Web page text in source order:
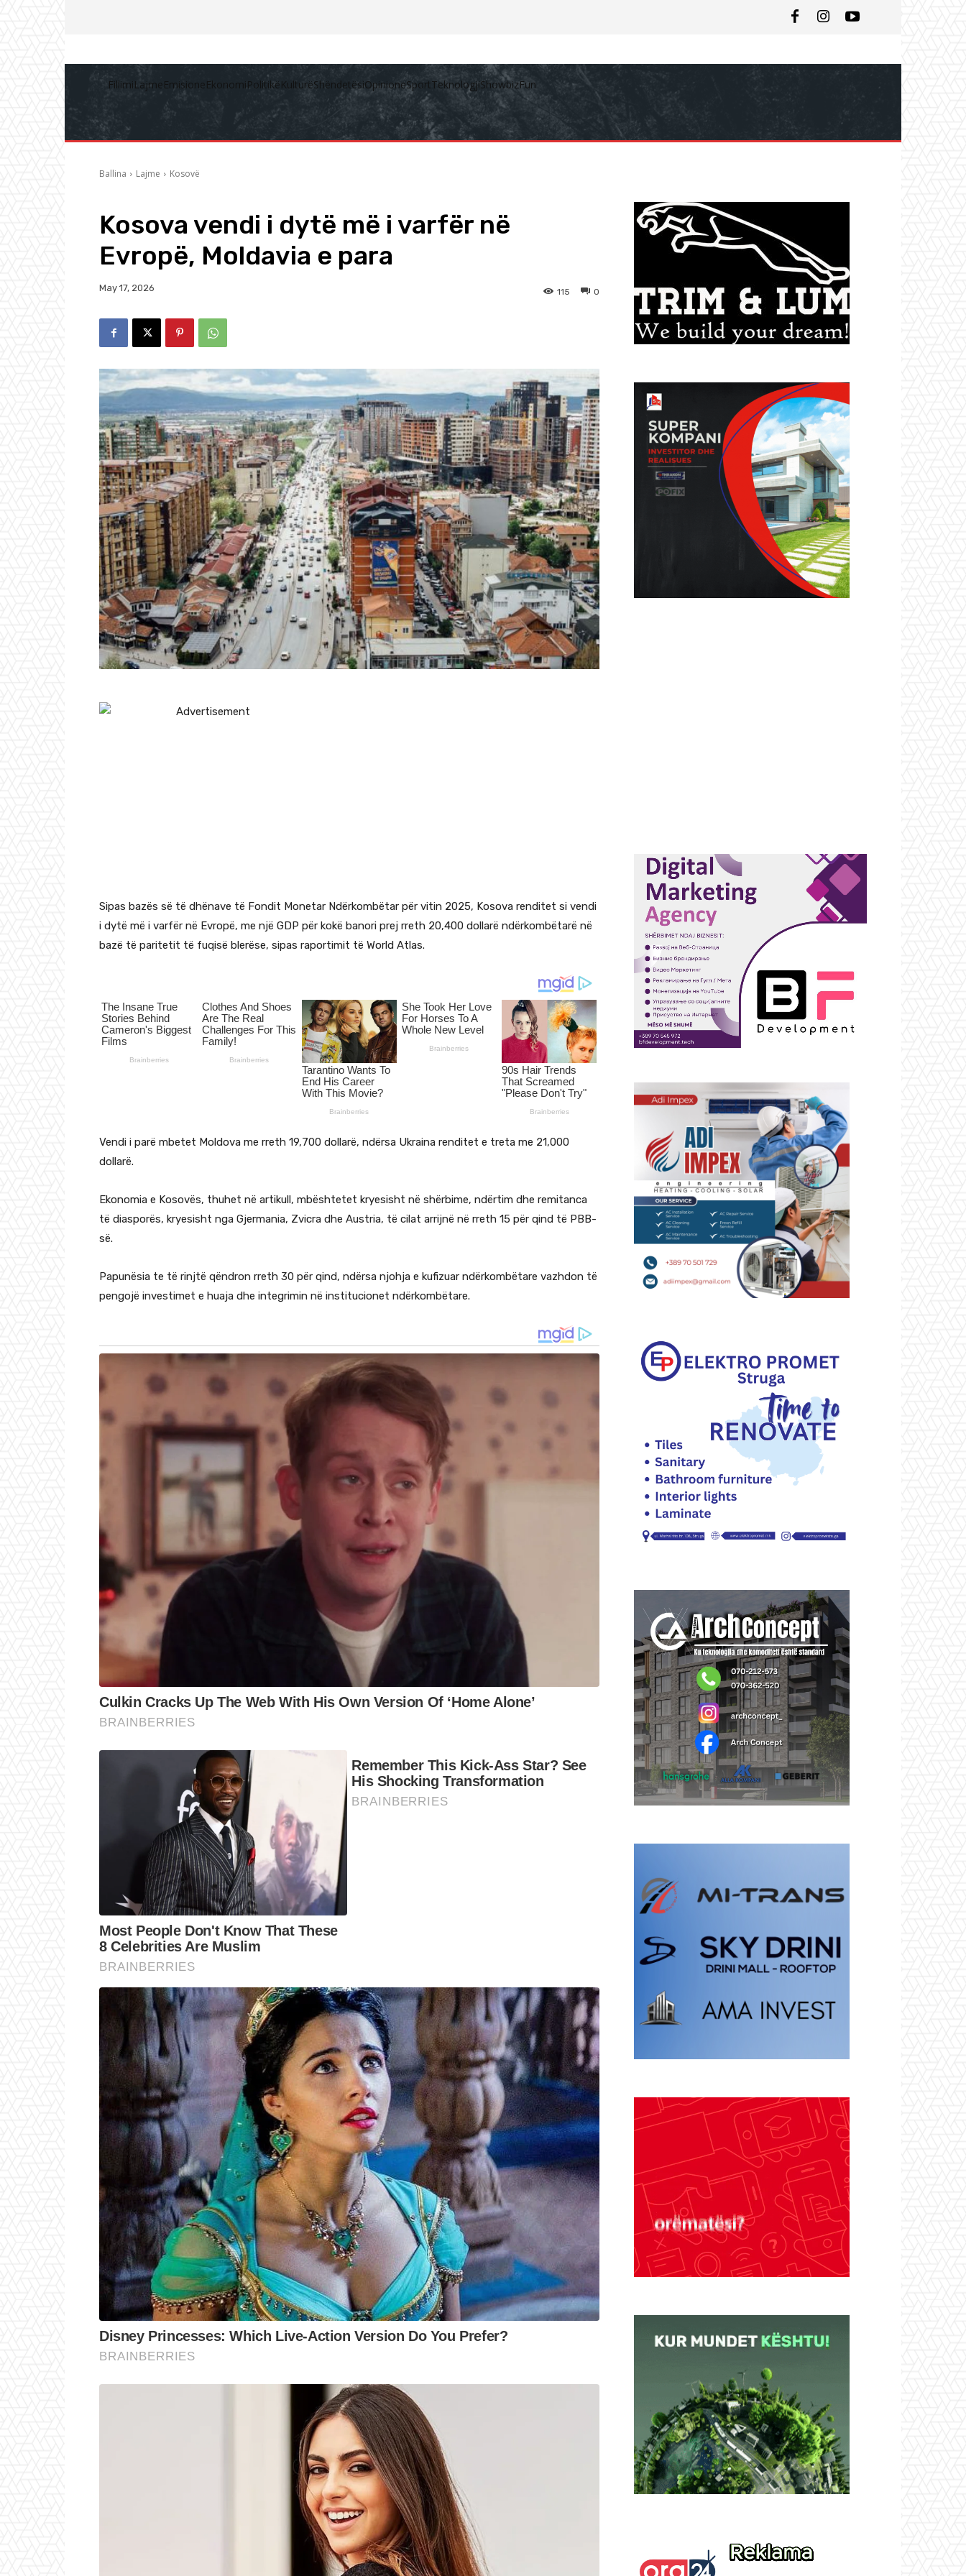
FillimiLajmeEmisioneEkonomiPolitikëKulturëShëndetësiOpinioneSportTeknologjiShowbizFun
Ballina Lajme Kosovë
Kosova vendi i dytë më i varfër në
Evropë, Moldavia e para
May 17, 2026 0
115
Sipas bazës së të dhënave të Fondit Monetar Ndërkombëtar për vitin 2025, Kosova renditet si vendi
i dytë më i varfër në Evropë, me një GDP për kokë banori prej rreth 20,400 dollarë ndërkombëtarë në
bazë të paritetit të fuqisë blerëse, sipas raportimit të World Atlas.
Vendi i parë mbetet Moldova me rreth 19,700 dollarë, ndërsa Ukraina renditet e treta me 21,000
dollarë.
Ekonomia e Kosovës, thuhet në artikull, mbështetet kryesisht në shërbime, ndërtim dhe remitanca
të diasporës, kryesisht nga Gjermania, Zvicra dhe Austria, të cilat arrijnë në rreth 15 për qind të PBB-
së.
Papunësia te të rinjtë qëndron rreth 30 për qind, ndërsa njohja e kufizuar ndërkombëtare vazhdon të
pengojë investimet e huaja dhe integrimin në institucionet ndërkombëtare.